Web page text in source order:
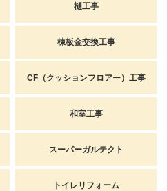
樋工事
棟板金交換工事
CF（クッションフロアー）工事
和室工事
スーパーガルテクト
トイレリフォーム